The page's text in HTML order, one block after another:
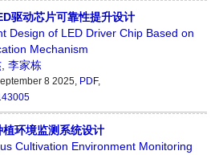
驱动芯片可靠性提升设计
Design of LED Driver Chip Based on
Mechanism
, 李家栋
8 2025, PDF,
环境监测系统设计
Cultivation Environment Monitoring